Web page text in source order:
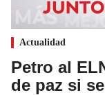
Actualidad
Petro al
de paz si